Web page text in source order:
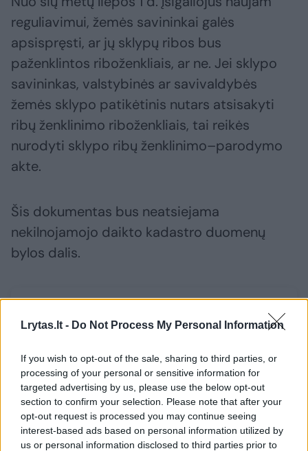
Lrytas.lt - Do Not Process My Personal Information
If you wish to opt-out of the sale, sharing to third parties, or
processing of your personal or sensitive information for
targeted advertising by us, please use the below opt-out
section to confirm your selection. Please note that after your
opt-out request is processed you may continue seeing
interest-based ads based on personal information utilized by
us or personal information disclosed to third parties prior to
reguliavimui, žemės savininkai galės
apsispręsti, ar jų sklypų ribos bus
paženklintos riboženkliais, ar ne. Jei sklypo
savininkas, valstybinės ar savivaldybės
žemės sklypo patikėtinis nutars atsisakyti
ribų ženklinimo riboženkliais, tai reikės
nurodyti sklypo ribų ženklinimo–parodymo
akte.
Šis dokumentas bus neatsiejama
nekilnojamojo daikto kadastro duomenų
bylos dalis.